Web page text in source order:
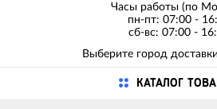
Часы работы (по
пн-пт: 07:00 -
сб-вс: 07:00 -
Выберите город
КАТАЛОГ